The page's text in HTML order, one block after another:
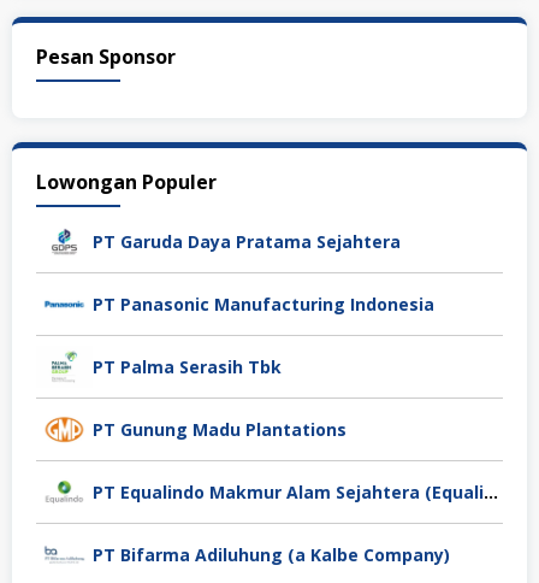
Pesan Sponsor
Lowongan Populer
PT Garuda Daya Pratama Sejahtera
PT Panasonic Manufacturing Indonesia
PT Palma Serasih Tbk
PT Gunung Madu Plantations
PT Equalindo Makmur Alam Sejahtera (Equalindo Group)
PT Bifarma Adiluhung (a Kalbe Company)